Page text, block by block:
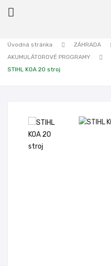

Úvodná stránka ZÁHRADA
AKUMULÁTOROVÉ PROGRAMY
STIHL KOA 20 stroj